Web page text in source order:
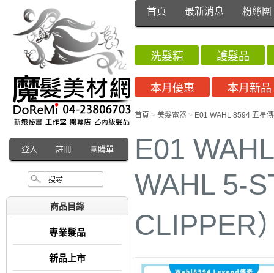
登入 註冊 團購單
首頁 最新消息 粉絲團
商品目錄
專業髮品
新品上市
洗髮精
護髮品
本月優惠
本月新品
首頁 > 美髮電器 > E01 WAHL 8594 五星
E01
WAHL 5-
CLIPPER